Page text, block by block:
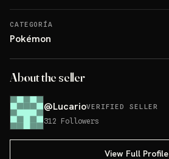
CATEGORÍA
Pokémon
About the seller
@LucarioVERIFIED SELLER
312 Followers
View Full Profile